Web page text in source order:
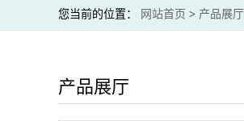
您当前的位置： 网站首页 > 产品展厅
产品展厅